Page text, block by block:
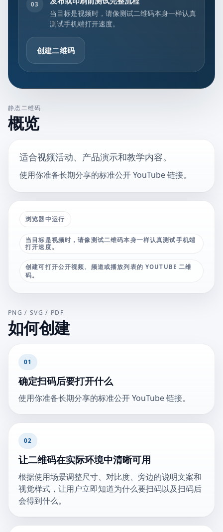
03
当目标是视频时，请像测试二维码本身一样认真
测试手机端打开速度。
创建二维码
静态二维码
概览
适合视频活动、产品演示和教学内容。
使用你准备长期分享的标准公开 YouTube 链接。
浏览器中运行
当目标是视频时，请像测试二维码本身一样认真测试手机端
打开速度。
创建可打开公开视频、频道或播放列表的 YOUTUBE 二维
码。
PNG / SVG / PDF
如何创建
01
确定扫码后要打开什么
使用你准备长期分享的标准公开 YouTube 链接。
02
让二维码在实际环境中清晰可用
根据使用场景调整尺寸、对比度、旁边的说明文案和
视觉样式，让用户立即知道为什么要扫码以及扫码后
会得到什么。